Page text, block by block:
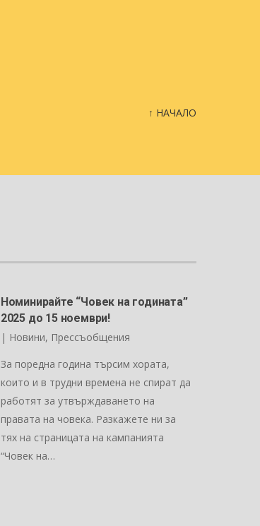
↑ НАЧАЛО
Номинирайте “Човек на годината”
2025 до 15 ноември!
| Новини, Прессъобщения
За поредна година търсим хората,
които и в трудни времена не спират да
работят за утвърждаването на
правата на човека. Разкажете ни за
тях на страницата на кампанията
“Човек на…